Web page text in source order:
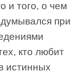
и того, о чем
при
кто любит
истинных